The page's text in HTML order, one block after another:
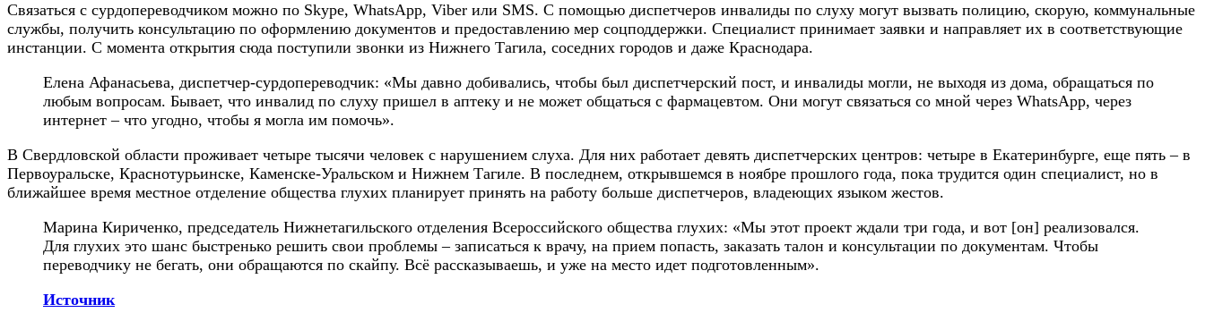
Связаться с сурдопереводчиком можно по Skype, WhatsApp, Viber или SMS. С помощью диспетчеров инвалиды по слуху могут вызвать полицию, скорую, коммунальные
службы, получить консультацию по оформлению документов и предоставлению мер соцподдержки. Специалист принимает заявки и направляет их в соответствующие
инстанции. С момента открытия сюда поступили звонки из Нижнего Тагила, соседних городов и даже Краснодара.
Елена Афанасьева, диспетчер-сурдопереводчик: «Мы давно добивались, чтобы был диспетчерский пост, и инвалиды могли, не выходя из дома, обращаться по
любым вопросам. Бывает, что инвалид по слуху пришел в аптеку и не может общаться с фармацевтом. Они могут связаться со мной через WhatsApp, через
интернет – что угодно, чтобы я могла им помочь».
В Свердловской области проживает четыре тысячи человек с нарушением слуха. Для них работает девять диспетчерских центров: четыре в Екатеринбурге, еще пять – в
Первоуральске, Краснотурьинске, Каменске-Уральском и Нижнем Тагиле. В последнем, открывшемся в ноябре прошлого года, пока трудится один специалист, но в
ближайшее время местное отделение общества глухих планирует принять на работу больше диспетчеров, владеющих языком жестов.
Марина Кириченко, председатель Нижнетагильского отделения Всероссийского общества глухих: «Мы этот проект ждали три года, и вот [он] реализовался.
Для глухих это шанс быстренько решить свои проблемы – записаться к врачу, на прием попасть, заказать талон и консультации по документам. Чтобы
переводчику не бегать, они обращаются по скайпу. Всё рассказываешь, и уже на место идет подготовленным».
Источник